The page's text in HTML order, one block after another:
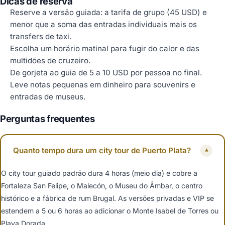
Reserve a versão guiada: a tarifa de grupo (45 USD) e
menor que a soma das entradas individuais mais os
transfers de taxi.
Escolha um horário matinal para fugir do calor e das
multidões de cruzeiro.
De gorjeta ao guia de 5 a 10 USD por pessoa no final.
Leve notas pequenas em dinheiro para souvenirs e
entradas de museus.
Perguntas frequentes
Quanto tempo dura um city tour de Puerto Plata? ▾
O city tour guiado padrão dura 4 horas (meio dia) e cobre a
Fortaleza San Felipe, o Malecón, o Museu do Âmbar, o centro
histórico e a fábrica de rum Brugal. As versões privadas e VIP se
estendem a 5 ou 6 horas ao adicionar o Monte Isabel de Torres ou
Playa Dorada.